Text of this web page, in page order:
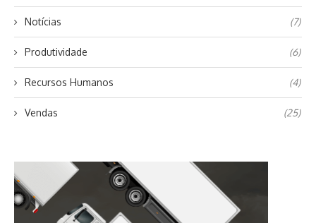
Notícias (7)
Produtividade (6)
Recursos Humanos (4)
Vendas (25)